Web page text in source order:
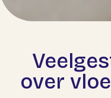
over